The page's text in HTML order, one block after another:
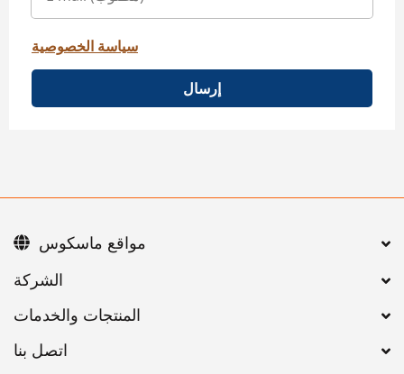
سياسة الخصوصية
إرسال
اتصل بنا
مواقع ماسكوس